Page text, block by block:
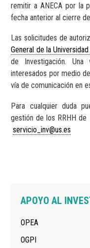
remitir a ANECA por la
fecha anterior al cierre
Las solicitudes de
General de la
de Investigación.
interesados por medio
vía de comunicación en
Para cualquier duda
gestión de los RRHH de
servicio_inv@us.es
Navegación
APOYO AL
OPEA
OGPI